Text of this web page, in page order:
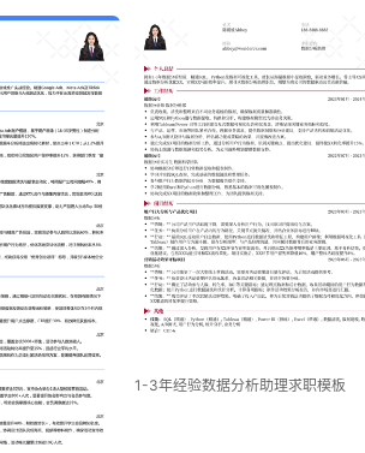
1-3年经验数据分析助理求职模板